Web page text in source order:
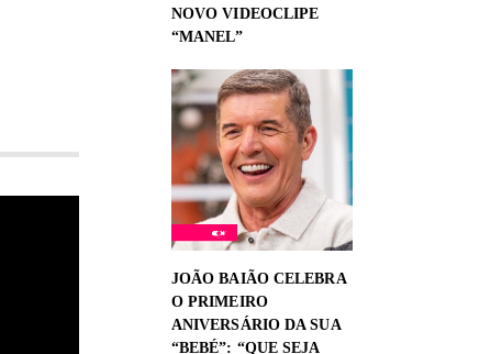
NOVO VIDEOCLIPE
“MANEL”
JOÃO BAIÃO CELEBRA
O PRIMEIRO
ANIVERSÁRIO DA SUA
“BEBÉ”: “QUE SEJA